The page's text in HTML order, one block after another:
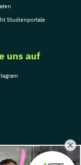
Studienportale
uns auf